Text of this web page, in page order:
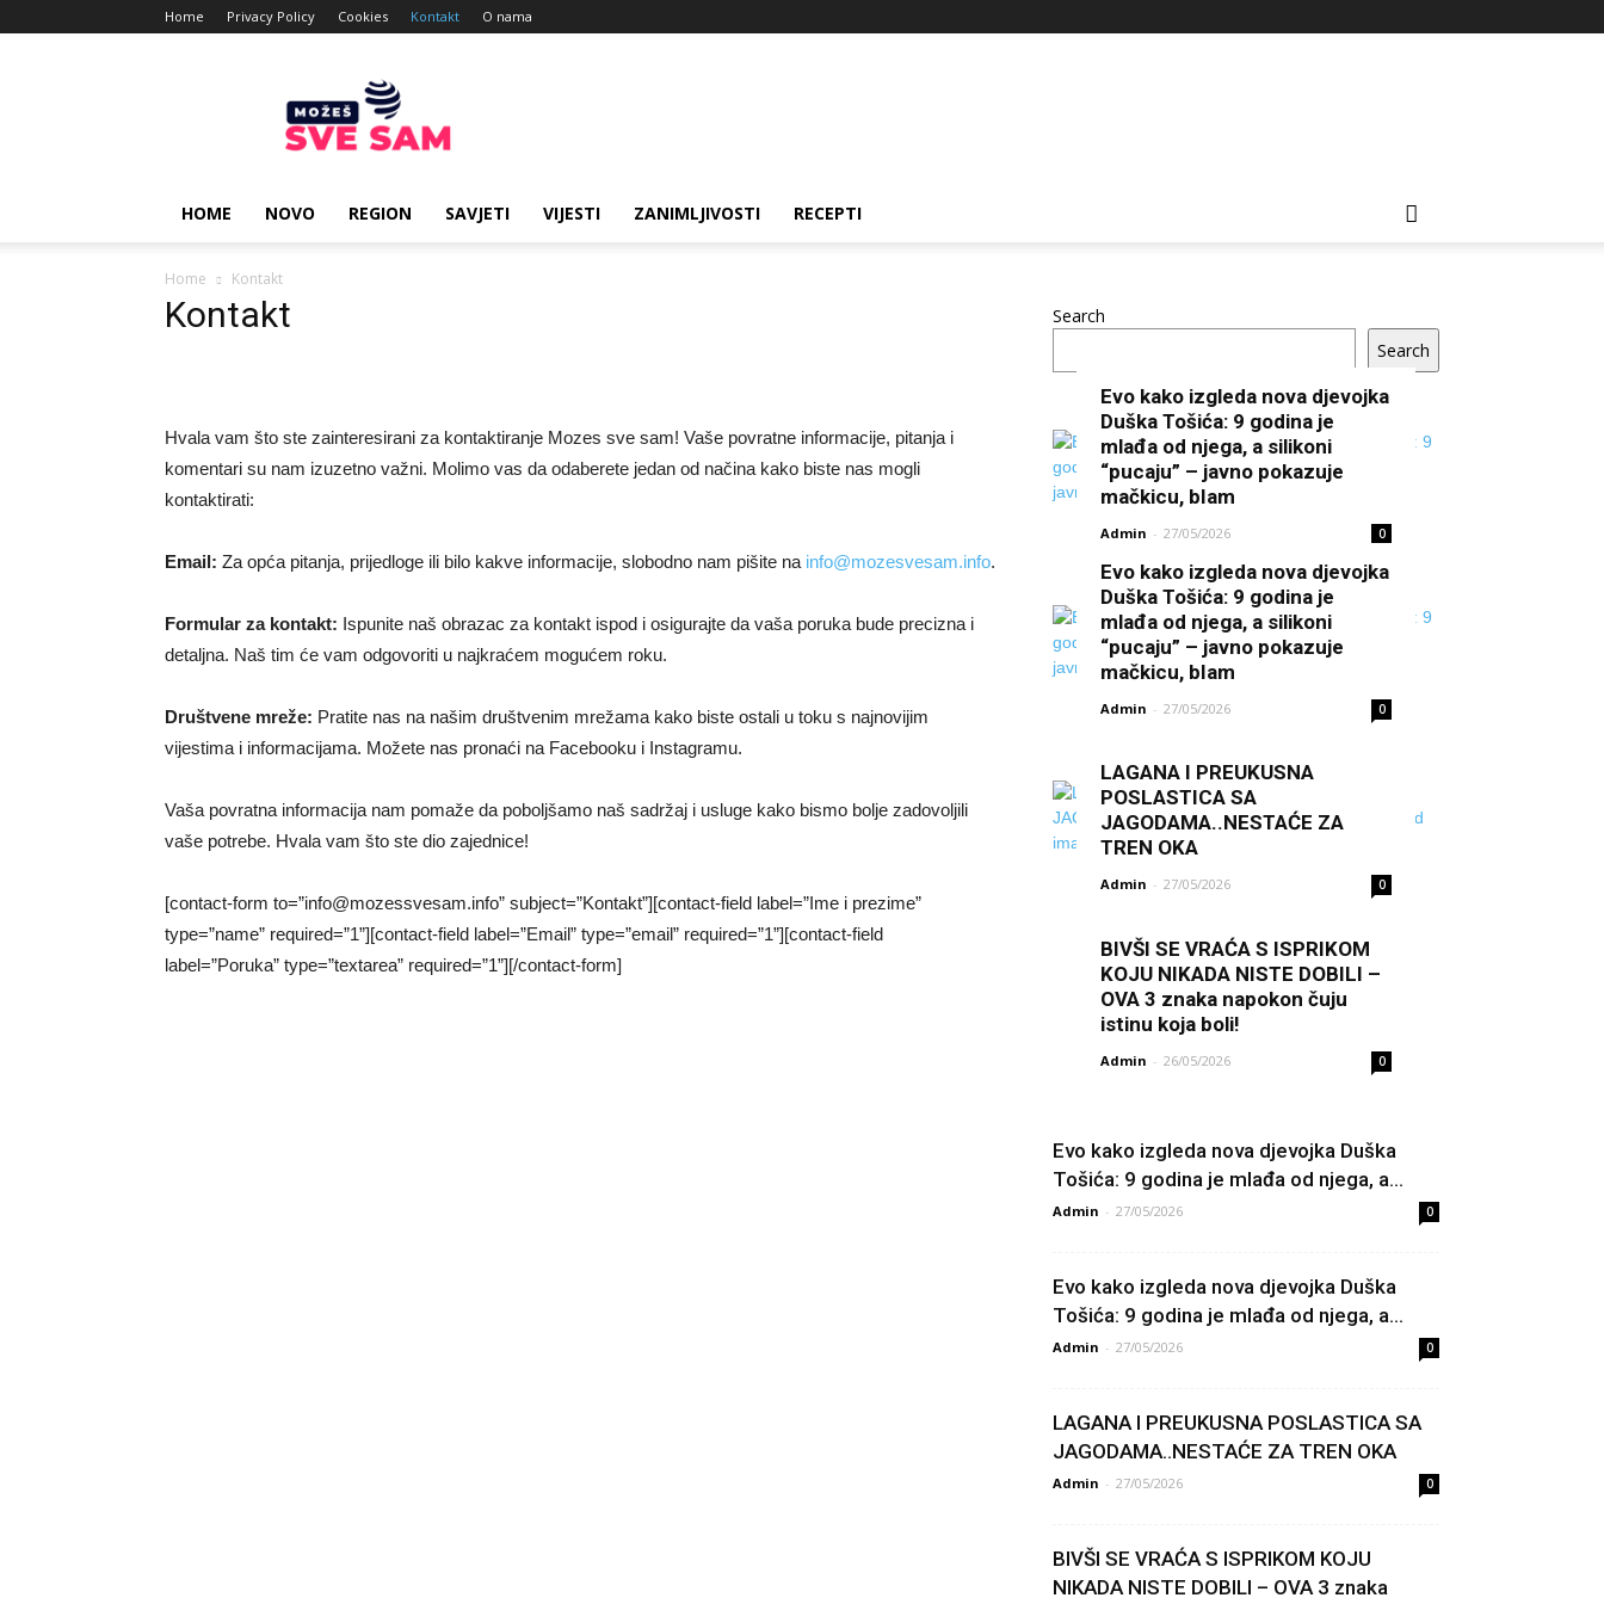
Home Privacy Policy Cookies Kontakt O nama
HOME NOVO REGION SAVJETI VIJESTI ZANIMLJIVOSTI RECEPTI
Home Kontakt
Kontakt
Hvala vam što ste zainteresirani za kontaktiranje Mozes sve sam! Vaše povratne informacije, pitanja i
komentari su nam izuzetno važni. Molimo vas da odaberete jedan od načina kako biste nas mogli
kontaktirati:
Email: Za opća pitanja, prijedloge ili bilo kakve informacije, slobodno nam pišite na info@mozesvesam.info.
Formular za kontakt: Ispunite naš obrazac za kontakt ispod i osigurajte da vaša poruka bude precizna i
detaljna. Naš tim će vam odgovoriti u najkraćem mogućem roku.
Društvene mreže: Pratite nas na našim društvenim mrežama kako biste ostali u toku s najnovijim
vijestima i informacijama. Možete nas pronaći na Facebooku i Instagramu.
Vaša povratna informacija nam pomaže da poboljšamo naš sadržaj i usluge kako bismo bolje zadovoljili
vaše potrebe. Hvala vam što ste dio zajednice!
[contact-form to=”info@mozessvesam.info” subject=”Kontakt”][contact-field label=”Ime i prezime”
type=”name” required=”1”][contact-field label=”Email” type=”email” required=”1”][contact-field
label=”Poruka” type=”textarea” required=”1”][/contact-form]
Search
Search
Evo kako izgleda nova djevojka
Duška Tošića: 9 godina je
mlađa od njega, a silikoni
“pucaju” – javno pokazuje
mačkicu, bIam
Admin - 27/05/2026 0
Evo kako izgleda nova djevojka
Duška Tošića: 9 godina je
mlađa od njega, a silikoni
“pucaju” – javno pokazuje
mačkicu, bIam
Admin - 27/05/2026 0
LAGANA I PREUKUSNA
POSLASTICA SA
JAGODAMA..NESTAĆE ZA
TREN OKA
Admin - 27/05/2026 0
BIVŠI SE VRAĆA S ISPRIKOM
KOJU NIKADA NISTE DOBILI –
OVA 3 znaka napokon čuju
istinu koja boli!
Admin - 26/05/2026 0
Evo kako izgleda nova djevojka Duška
Tošića: 9 godina je mlađa od njega, a...
Admin - 27/05/2026 0
Evo kako izgleda nova djevojka Duška
Tošića: 9 godina je mlađa od njega, a...
Admin - 27/05/2026 0
LAGANA I PREUKUSNA POSLASTICA SA
JAGODAMA..NESTAĆE ZA TREN OKA
Admin - 27/05/2026 0
BIVŠI SE VRAĆA S ISPRIKOM KOJU
NIKADA NISTE DOBILI – OVA 3 znaka